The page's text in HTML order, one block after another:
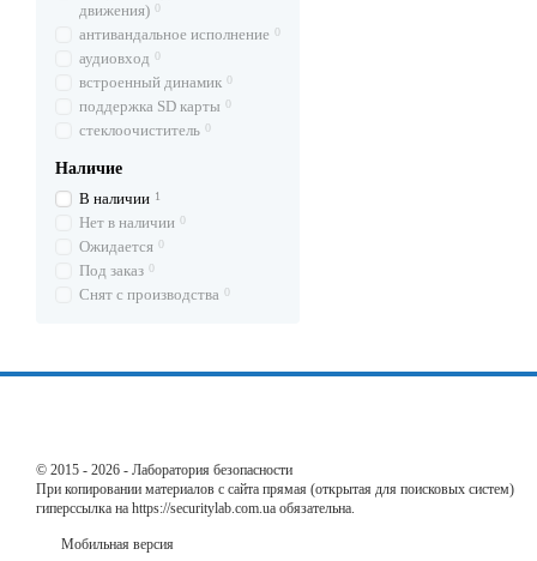
движения) 0
антивандальное исполнение 0
аудиовход 0
встроенный динамик 0
поддержка SD карты 0
стеклоочиститель 0
Наличие
В наличии 1
Нет в наличии 0
Ожидается 0
Под заказ 0
Снят с производства 0
© 2015 - 2026 - Лаборатория безопасности
При копировании материалов с сайта прямая (открытая для поисковых систем)
гиперссылка на https://securitylab.com.ua обязательна.
Мобильная версия